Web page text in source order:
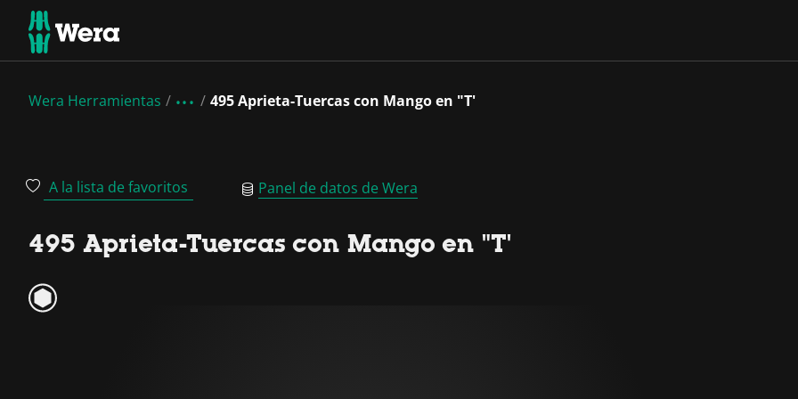
Wera Herramientas 495 Aprieta-Tuercas con Mango en "T'
A la lista de favoritos Panel de datos de Wera
495 Aprieta-Tuercas con Mango en "T'